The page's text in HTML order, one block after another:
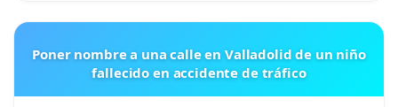
Poner nombre a una calle en Valladolid de un niño
fallecido en accidente de tráfico